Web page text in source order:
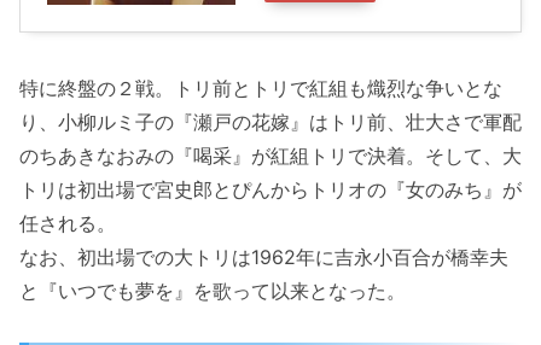
特に終盤の２戦。トリ前とトリで紅組も熾烈な争いとな
り、小柳ルミ子の『瀬戸の花嫁』はトリ前、壮大さで軍配
のちあきなおみの『喝采』が紅組トリで決着。そして、大
トリは初出場で宮史郎とぴんからトリオの『女のみち』が
任される。
なお、初出場での大トリは1962年に吉永小百合が橋幸夫
と『いつでも夢を』を歌って以来となった。